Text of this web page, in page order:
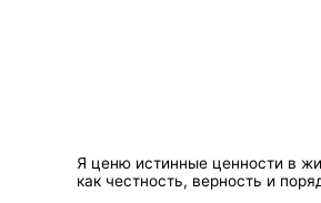
Я ценю истинные ценности в
как честность, верность и